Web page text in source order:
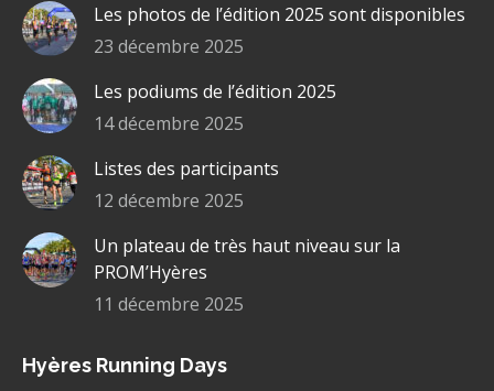
fenêtrefenêtrefenêtrenouvelle
fenêtre
Les photos de l’édition 2025 sont disponibles
23 décembre 2025
Les podiums de l’édition 2025
14 décembre 2025
Listes des participants
12 décembre 2025
Un plateau de très haut niveau sur la
PROM’Hyères
11 décembre 2025
Hyères Running Days